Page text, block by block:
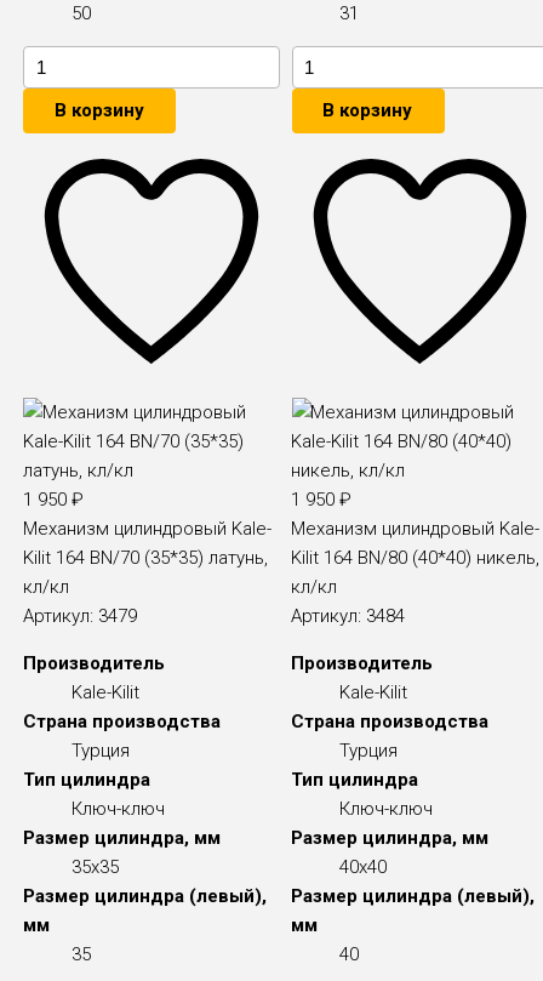
50
В корзину
31
В корзину
1 950₽
Механизм цилиндровый Kale-
Kilit 164 BN/70 (35*35) латунь,
кл/кл
Артикул: 3479
Производитель
Kale-Kilit
Страна производства
Турция
Тип цилиндра
Ключ-ключ
Размер цилиндра, мм
35x35
Размер цилиндра (левый),
мм
35
1 950₽
Механизм цилиндровый Kale-
Kilit 164 BN/80 (40*40) никель,
кл/кл
Артикул: 3484
Производитель
Kale-Kilit
Страна производства
Турция
Тип цилиндра
Ключ-ключ
Размер цилиндра, мм
40x40
Размер цилиндра (левый),
мм
40